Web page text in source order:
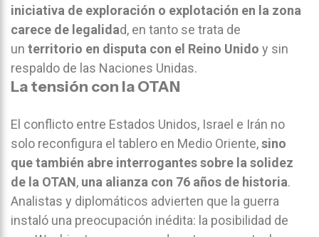
iniciativa de exploración o explotación en la zona
carece de legalidad, en tanto se trata de
un territorio en disputa con el Reino Unido y sin
respaldo de las Naciones Unidas.
La tensión con la OTAN
El conflicto entre Estados Unidos, Israel e Irán no
solo reconfigura el tablero en Medio Oriente,sino
que también abre interrogantes sobre la solidez
de la OTAN, una alianza con 76 años de historia.
Analistas y diplomáticos advierten que la guerra
instaló una preocupación inédita: la posibilidad de